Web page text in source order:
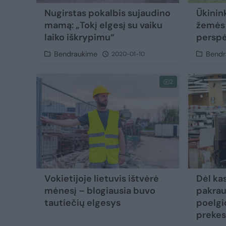
Nugirstas pokalbis sujaudino
mamą: „Tokį elgesį su vaiku
laiko iškrypimu“
Bendraukime 2020-01-10
2
Vokietijoje lietuvis ištvėrė
mėnesį – blogiausia buvo
tautiečių elgesys
Dėl
prekes